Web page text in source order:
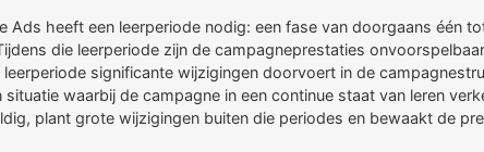
Ads heeft een leerperiode nodig: een fase van doorgaans één
die leerperiode zijn de campagneprestaties
significante wijzigingen doorvoert in de
waarbij de campagne in een continue staat van leren
plant grote wijzigingen buiten die periodes en bewaakt de